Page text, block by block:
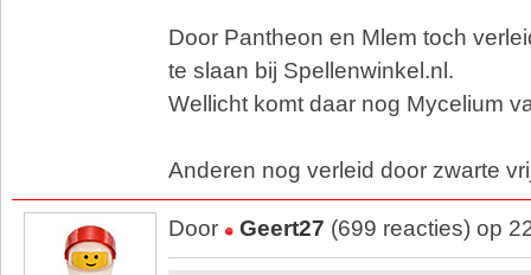
Door Pantheon en Mlem toch
te slaan bij Spellenwinkel.nl.
Wellicht komt daar nog Mycelium
Anderen nog verleid door zwarte
Door Geert27 (699 reacties) op